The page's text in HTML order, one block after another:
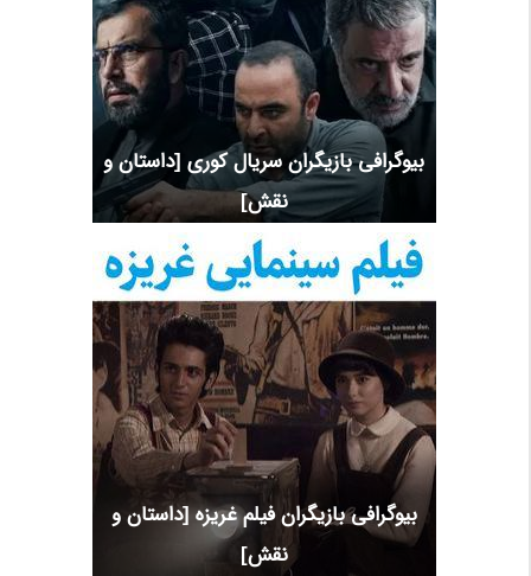
بیوگرافی بازیگران سریال کوری [داستان و
نقش]
بیوگرافی بازیگران فیلم غریزه [داستان و
نقش]